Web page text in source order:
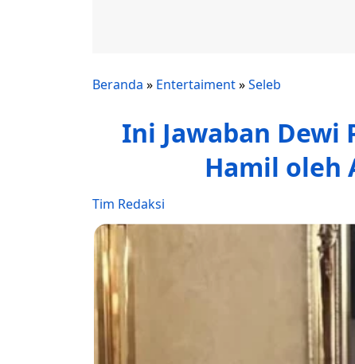
Beranda » Entertaiment»Seleb
Ini Jawaban Dewi
Hamil oleh
Tim Redaksi